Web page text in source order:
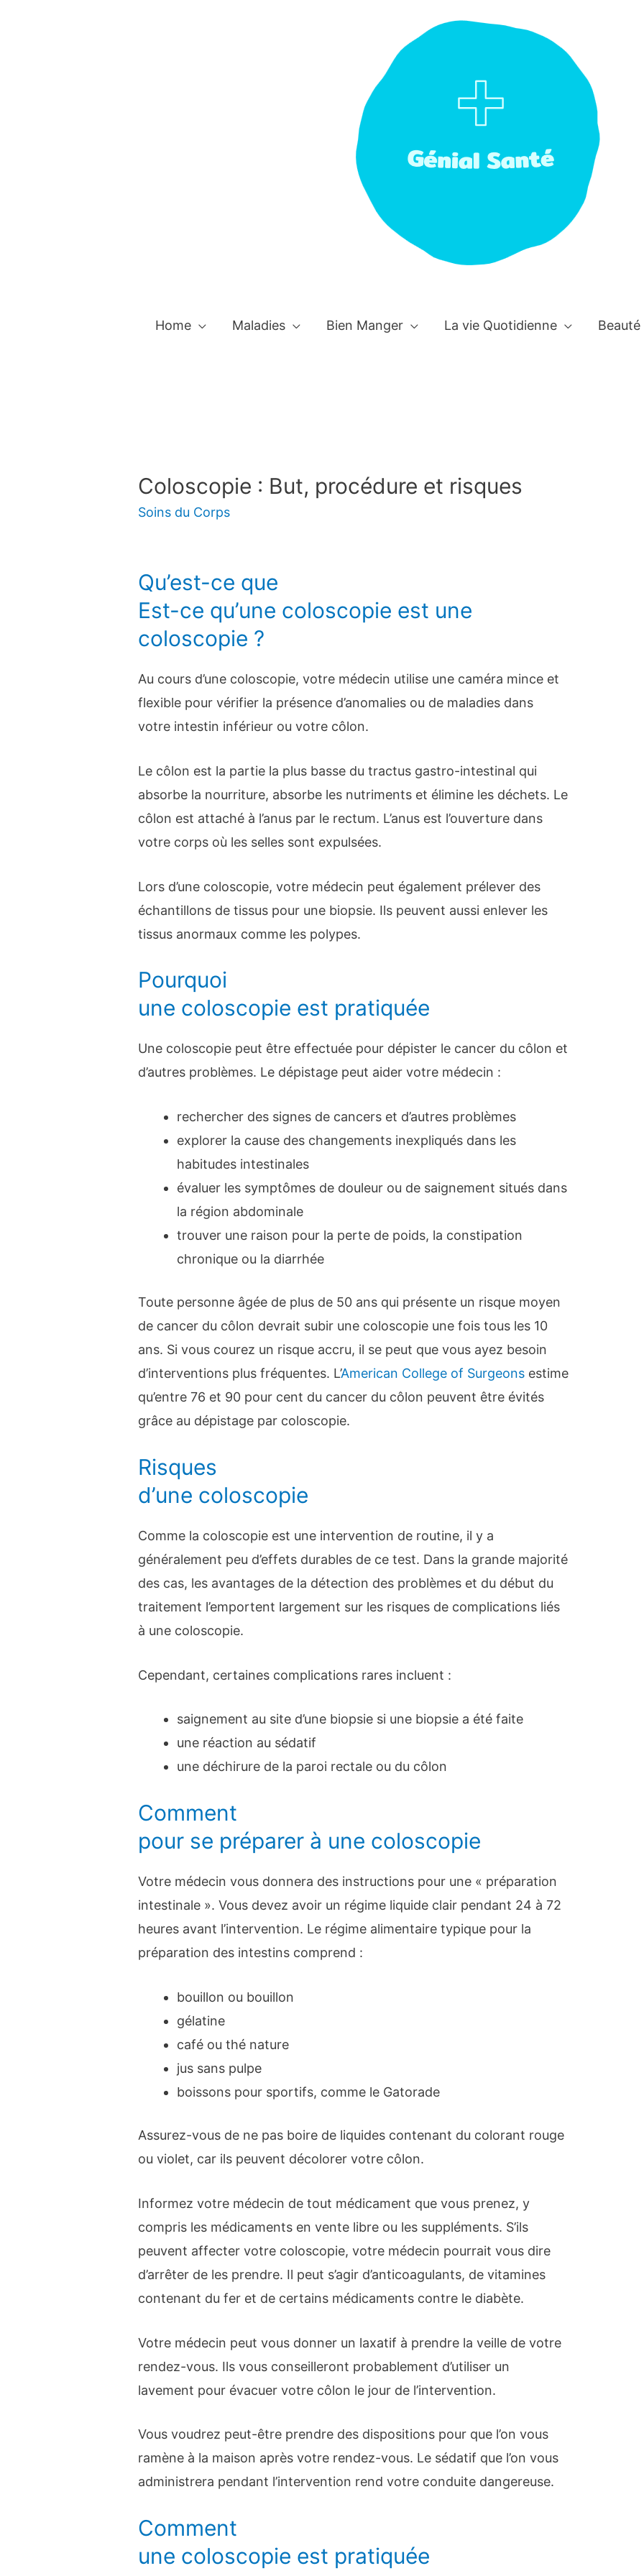
Home Maladies Bien Manger La vie Quotidienne Beauté
Coloscopie : But, procédure et risques
Soins du Corps
Qu’est-ce que
Est-ce qu’une coloscopie est une
coloscopie ?
Au cours d’une coloscopie, votre médecin utilise une caméra mince et
flexible pour vérifier la présence d’anomalies ou de maladies dans
votre intestin inférieur ou votre côlon.
Le côlon est la partie la plus basse du tractus gastro-intestinal qui
absorbe la nourriture, absorbe les nutriments et élimine les déchets. Le
côlon est attaché à l’anus par le rectum. L’anus est l’ouverture dans
votre corps où les selles sont expulsées.
Lors d’une coloscopie, votre médecin peut également prélever des
échantillons de tissus pour une biopsie. Ils peuvent aussi enlever les
tissus anormaux comme les polypes.
Pourquoi
une coloscopie est pratiquée
Une coloscopie peut être effectuée pour dépister le cancer du côlon et
d’autres problèmes. Le dépistage peut aider votre médecin :
rechercher des signes de cancers et d’autres problèmes
explorer la cause des changements inexpliqués dans les
habitudes intestinales
évaluer les symptômes de douleur ou de saignement situés dans
la région abdominale
trouver une raison pour la perte de poids, la constipation
chronique ou la diarrhée
Toute personne âgée de plus de 50 ans qui présente un risque moyen
de cancer du côlon devrait subir une coloscopie une fois tous les 10
ans. Si vous courez un risque accru, il se peut que vous ayez besoin
d’interventions plus fréquentes. L’American College of Surgeons estime
qu’entre 76 et 90 pour cent du cancer du côlon peuvent être évités
grâce au dépistage par coloscopie.
Risques
d’une coloscopie
Comme la coloscopie est une intervention de routine, il y a
généralement peu d’effets durables de ce test. Dans la grande majorité
des cas, les avantages de la détection des problèmes et du début du
traitement l’emportent largement sur les risques de complications liés
à une coloscopie.
Cependant, certaines complications rares incluent :
saignement au site d’une biopsie si une biopsie a été faite
une réaction au sédatif
une déchirure de la paroi rectale ou du côlon
Comment
pour se préparer à une coloscopie
Votre médecin vous donnera des instructions pour une « préparation
intestinale ». Vous devez avoir un régime liquide clair pendant 24 à 72
heures avant l’intervention. Le régime alimentaire typique pour la
préparation des intestins comprend :
bouillon ou bouillon
gélatine
café ou thé nature
jus sans pulpe
boissons pour sportifs, comme le Gatorade
Assurez-vous de ne pas boire de liquides contenant du colorant rouge
ou violet, car ils peuvent décolorer votre côlon.
Informez votre médecin de tout médicament que vous prenez, y
compris les médicaments en vente libre ou les suppléments. S’ils
peuvent affecter votre coloscopie, votre médecin pourrait vous dire
d’arrêter de les prendre. Il peut s’agir d’anticoagulants, de vitamines
contenant du fer et de certains médicaments contre le diabète.
Votre médecin peut vous donner un laxatif à prendre la veille de votre
rendez-vous. Ils vous conseilleront probablement d’utiliser un
lavement pour évacuer votre côlon le jour de l’intervention.
Vous voudrez peut-être prendre des dispositions pour que l’on vous
ramène à la maison après votre rendez-vous. Le sédatif que l’on vous
administrera pendant l’intervention rend votre conduite dangereuse.
Comment
une coloscopie est pratiquée